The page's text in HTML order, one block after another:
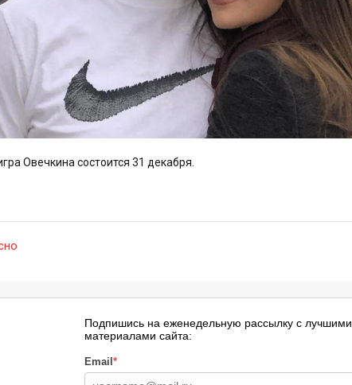
Овечкина состоится 31 декабря.
Подпишись на еженедельную рассылку с лучшими
материалами сайта:
Email *